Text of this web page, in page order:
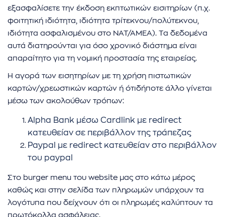
εξασφαλίσετε την έκδοση εκπτωτικών εισιτηρίων (π.χ.
φοιτητική ιδιότητα, ιδιότητα τρίτεκνου/πολύτεκνου,
ιδιότητα ασφαλισμένου στο ΝΑΤ/ΑΜΕΑ). Τα δεδομένα
αυτά διατηρούνται για όσο χρονικό διάστημα είναι
απαραίτητο για τη νομική προστασία της εταιρείας.
Η αγορά των εισητηρίων με τη χρήση πιστωτικών
καρτών/χρεωστικών καρτών ή ότιδήποτε άλλο γίνεται
μέσω των ακολούθων τρόπων:
Alpha Bank μέσω Cardlink με redirect
κατευθείαν σε περιβάλλον της τράπεζας
Paypal με redirect κατευθείαν στο περιβάλλον
του paypal
Στο burger menu του website μας στο κάτω μέρος
καθώς και στην σελίδα των πληρωμών υπάρχουν τα
λογότυπα που δείχνουν ότι οι πληρωμές καλύπτουν τα
πρωτόκολλα ασφάλειας.